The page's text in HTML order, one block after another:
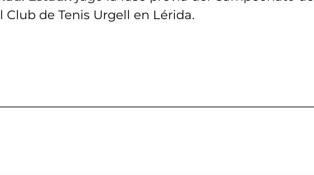
Club de Tenis Urgell en Lérida.